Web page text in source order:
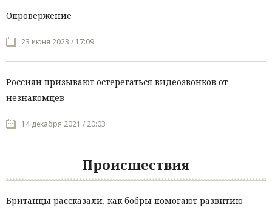
Опровержение
23 июня 2023 / 17:09
Россиян призывают остерегаться видеозвонков от
незнакомцев
14 декабря 2021 / 20:03
Происшествия
Британцы рассказали, как бобры помогают развитию